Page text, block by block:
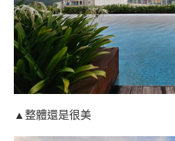
▲整體還是很美